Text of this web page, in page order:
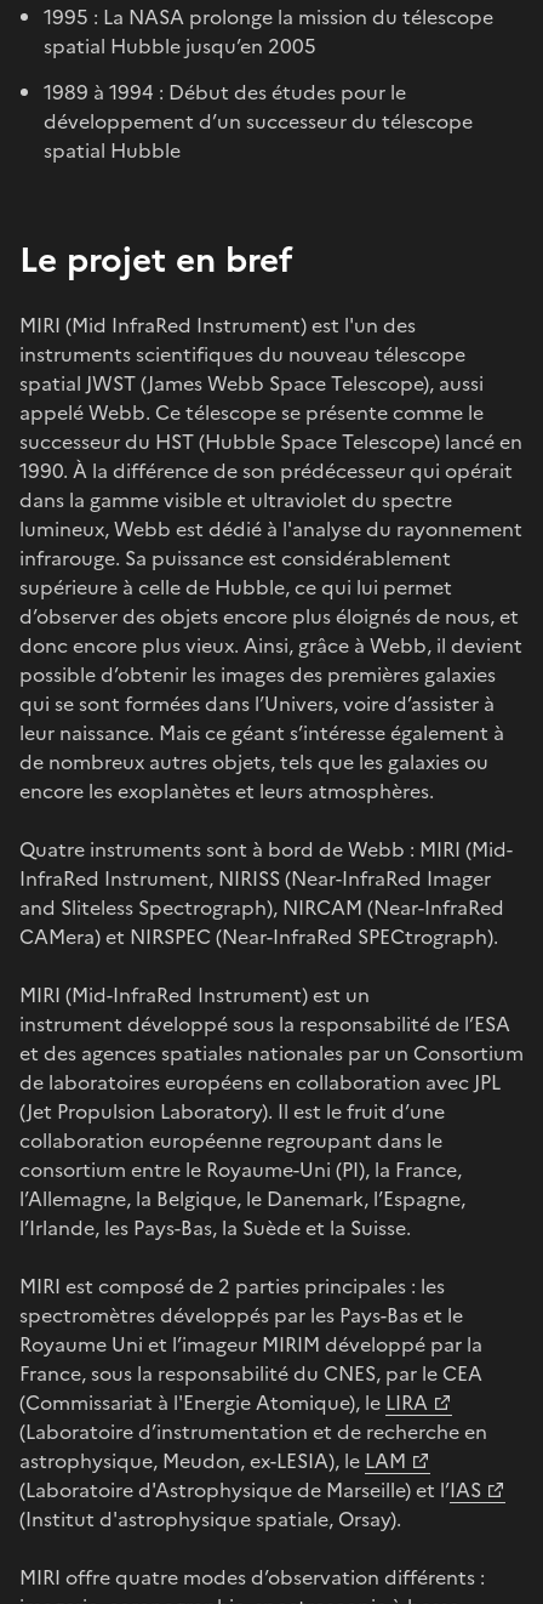
1995 : La NASA prolonge la mission du télescope
spatial Hubble jusqu’en 2005
1989 à 1994 : Début des études pour le
développement d’un successeur du télescope
spatial Hubble
Le projet en bref
MIRI (Mid InfraRed Instrument) est l'un des
instruments scientifiques du nouveau télescope
spatial JWST (James Webb Space Telescope), aussi
appelé Webb. Ce télescope se présente comme le
successeur du HST (Hubble Space Telescope) lancé en
1990. À la différence de son prédécesseur qui opérait
dans la gamme visible et ultraviolet du spectre
lumineux, Webb est dédié à l'analyse du rayonnement
infrarouge. Sa puissance est considérablement
supérieure à celle de Hubble, ce qui lui permet
d’observer des objets encore plus éloignés de nous, et
donc encore plus vieux. Ainsi, grâce à Webb, il devient
possible d’obtenir les images des premières galaxies
qui se sont formées dans l’Univers, voire d’assister à
leur naissance. Mais ce géant s’intéresse également à
de nombreux autres objets, tels que les galaxies ou
encore les exoplanètes et leurs atmosphères.
Quatre instruments sont à bord de Webb : MIRI (Mid-
InfraRed Instrument, NIRISS (Near-InfraRed Imager
and Sliteless Spectrograph), NIRCAM (Near-InfraRed
CAMera) et NIRSPEC (Near-InfraRed SPECtrograph).
MIRI (Mid-InfraRed Instrument) est un
instrument développé sous la responsabilité de l’ESA
et des agences spatiales nationales par un Consortium
de laboratoires européens en collaboration avec JPL
(Jet Propulsion Laboratory). Il est le fruit d’une
collaboration européenne regroupant dans le
consortium entre le Royaume-Uni (PI), la France,
l’Allemagne, la Belgique, le Danemark, l’Espagne,
l’Irlande, les Pays-Bas, la Suède et la Suisse.
MIRI est composé de 2 parties principales : les
spectromètres développés par les Pays-Bas et le
Royaume Uni et l’imageur MIRIM développé par la
France, sous la responsabilité du CNES, par le CEA
(Commissariat à l'Energie Atomique), le LIRA
(Laboratoire d’instrumentation et de recherche en
astrophysique, Meudon, ex-LESIA), le LAM
(Laboratoire d'Astrophysique de Marseille) et l’IAS
(Institut d'astrophysique spatiale, Orsay).
MIRI offre quatre modes d’observation différents :